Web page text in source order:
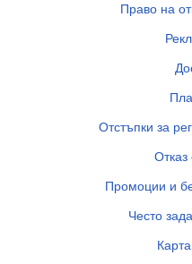
Право на
Отстъпки за
Отказ
Промоции и
Често